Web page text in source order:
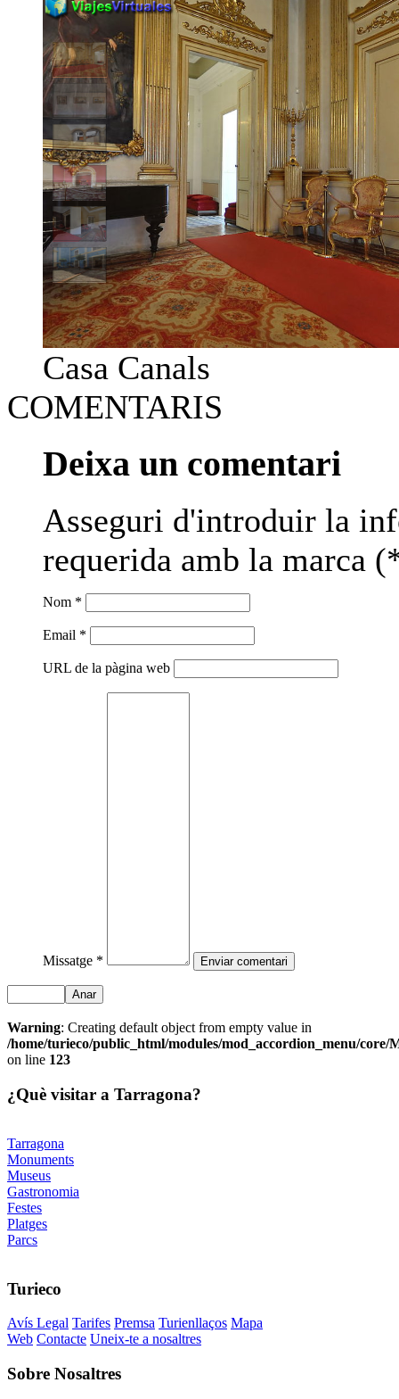
Casa Canals
COMENTARIS
Deixa un comentari
Asseguri d'introduir la
requerida amb la marca
Nom *
Email *
URL de la pàgina web
Missatge *
Anar
Warning: Creating default object from empty value in
/home/turieco/public_html/modules/mod_accordion_menu/core/
on line 123
¿Què visitar a Tarragona?
Tarragona
Monuments
Museus
Gastronomia
Festes
Platges
Parcs
Turieco
Avís Legal Tarifes Premsa Turienllaços Mapa
Web Contacte Uneix-te a nosaltres
Sobre Nosaltres